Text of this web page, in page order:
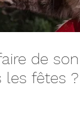
de
les fêtes ?